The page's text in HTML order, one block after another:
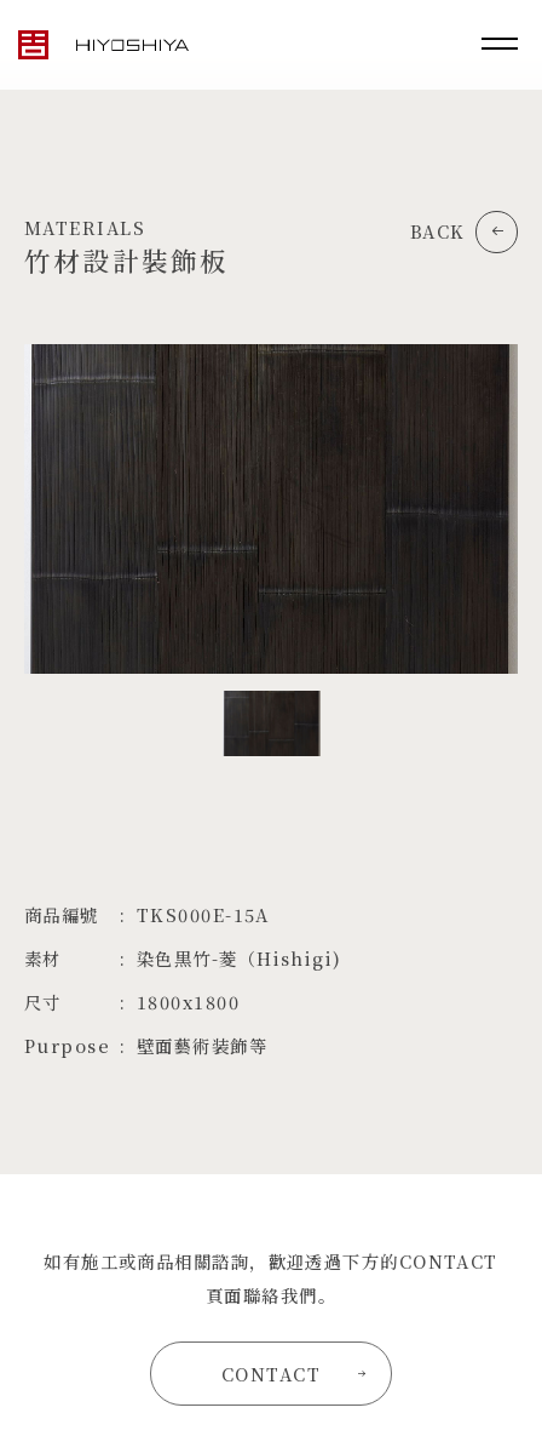
TOP
MATERIALS
PRODUCTS
ARTWORK
PROJECTS
MATERIALS
竹材設計裝飾板
BACK
商品編號
TKS000E-15A
素材
染色黒竹-菱（Hishigi)
尺寸
1800x1800
Purpose
壁面藝術装飾等
如有施工或商品相關諮詢，歡迎透過下方的CONTACT
頁面聯絡我們。
CONTACT